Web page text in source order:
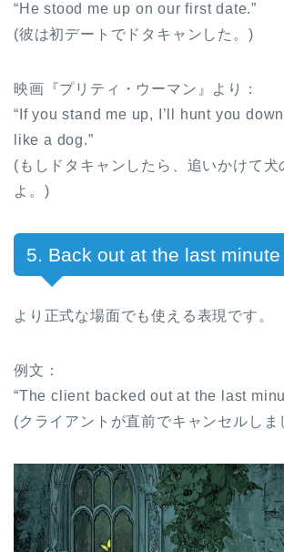
“He stood me up on our first date.”
(彼は初デートでドタキャンした。)
映画『プリティ・ウーマン』より：
“If you stand me up, I’ll hunt you
like a dog.”
(もしドタキャンしたら、追いかけて犬
よ。)
5. Back out at the last minute
より正式な場面でも使える表現です。
例文：
“The client backed out at the last
(クライアントが直前でキャンセルしま